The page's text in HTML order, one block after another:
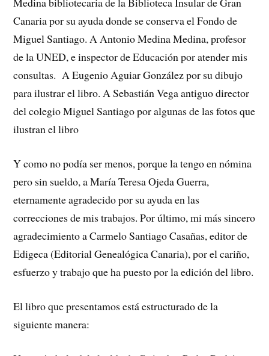
Canaria por su ayuda donde se conserva el Fondo de
Miguel Santiago. A Antonio Medina Medina, profesor
de la UNED, e inspector de Educación por atender mis
consultas. A Eugenio Aguiar González por su dibujo
para ilustrar el libro. A Sebastián Vega antiguo director
del colegio Miguel Santiago por algunas de las fotos que
ilustran el libro
Y como no podía ser menos, porque la tengo en nómina
pero sin sueldo, a María Teresa Ojeda Guerra,
eternamente agradecido por su ayuda en las
correcciones de mis trabajos. Por último, mi más sincero
agradecimiento a Carmelo Santiago Casañas, editor de
Edigeca (Editorial Genealógica Canaria), por el cariño,
esfuerzo y trabajo que ha puesto por la edición del libro.
El libro que presentamos está estructurado de la
siguiente manera: